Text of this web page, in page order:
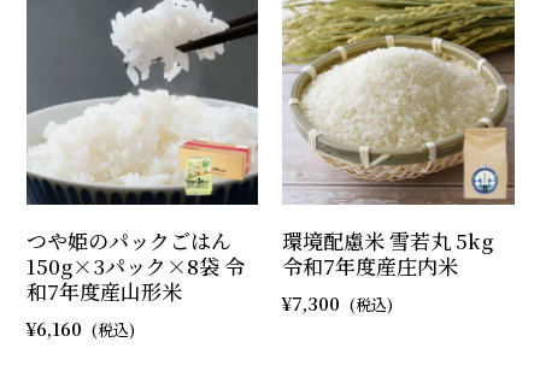
つや姫のパックごはん
150g×3パック×8袋 令
和7年度産山形米
6,160
環境配慮米 雪若丸 5kg
令和7年度産庄内米
7,300